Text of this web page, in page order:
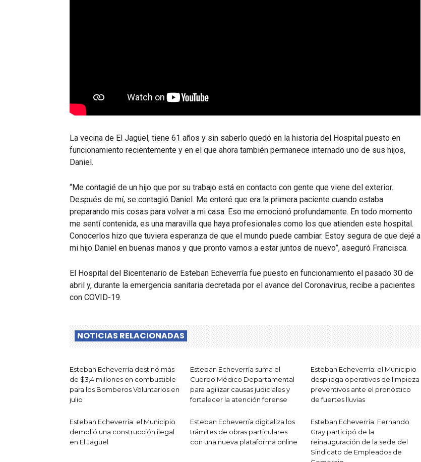
La vecina de El Jagüel, tiene 61 años y sin saberlo quedó en la historia del Hospital puesto en
funcionamiento recientemente y en el que ahora también permanece internado uno de sus hijos,
Daniel.
“Me contagié de un hijo que por su trabajo está en contacto con gente que viene del exterior.
Después de mí, se contagió Daniel. Me enteré que era la primera paciente cuando estaba
preparando mis cosas para volver a mi casa. Eso me emocionó profundamente. En todo momento
me sentí contenida, es una maravilla que haya profesionales como los que atienden este hospital.
Conocerlos hizo que tuviera esperanza de que el mundo puede cambiar. Estoy segura de que dejé a
mi hijo Daniel en buenas manos y que pronto vamos a estar juntos de nuevo”, aseguró Francisca.
El Hospital del Bicentenario de Esteban Echeverría fue puesto en funcionamiento el pasado 30 de
abril y, durante la emergencia sanitaria decretada por el avance del Coronavirus, recibe a pacientes
con COVID-19.
NOTICIAS RELACIONADAS
Esteban Echeverría destinó más
de $3,4 millones en combustible
para los Bomberos Voluntarios en
julio
Esteban Echeverría suma el
Cuerpo Médico Departamental
para agilizar causas judiciales y
fortalecer la atención forense
Esteban Echeverría: el Municipio
despliega operativos de limpieza
preventivos ante el pronóstico
de fuertes lluvias
Esteban Echeverría: el Municipio
demolió una construcción ilegal
en El Jagüel
Esteban Echeverría digitaliza los
trámites de obras particulares
con una nueva plataforma online
Esteban Echeverría: Fernando
Gray participó de la
reinauguración de la sede del
Sindicato de Empleados de